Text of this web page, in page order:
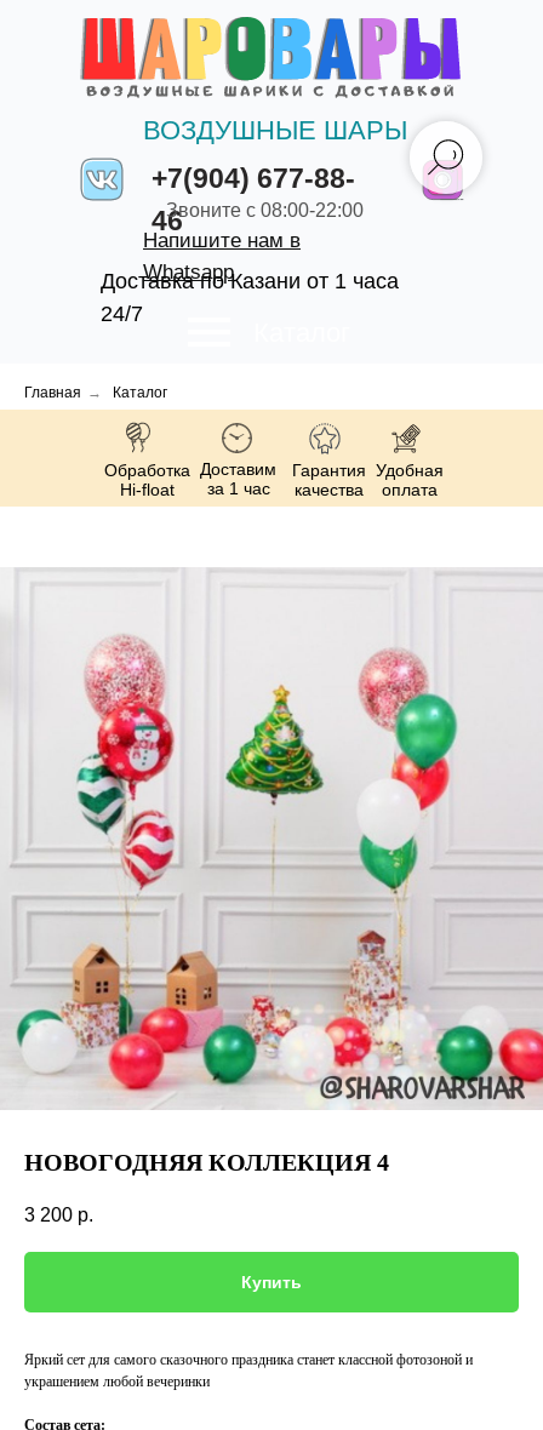
+7(904) 677-88-
46
ВОЗДУШНЫЕ ШАРЫ
Доставка по Казани от 1 часа
24/7
Звоните с 08:00-22:00
Напишите нам в
Whatsapp
Главная → Каталог
Обработка
Hi-float
Доставим
за 1 час
Гарантия
качества
Удобная
оплата
НОВОГОДНЯЯ КОЛЛЕКЦИЯ 4
3 200 р.
Купить
Яркий сет для самого сказочного праздника станет классной фотозоной и
украшением любой вечеринки
Состав сета: